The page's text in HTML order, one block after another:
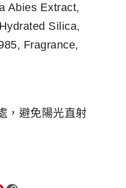
Abies Extract,
Silica,
Fragrance,
，避免陽光直射